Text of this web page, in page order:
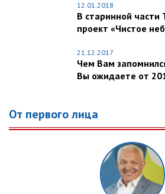
12.01.2018
В старинной части
проект «Чистое
21.12.2017
Чем Вам
Вы ожидаете от
От первого лица